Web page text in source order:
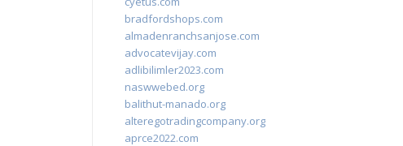
bradfordshops.com
almadenranchsanjose.com
advocatevijay.com
adlibilimler2023.com
naswwebed.org
balithut-manado.org
alteregotradingcompany.org
aprce2022.com